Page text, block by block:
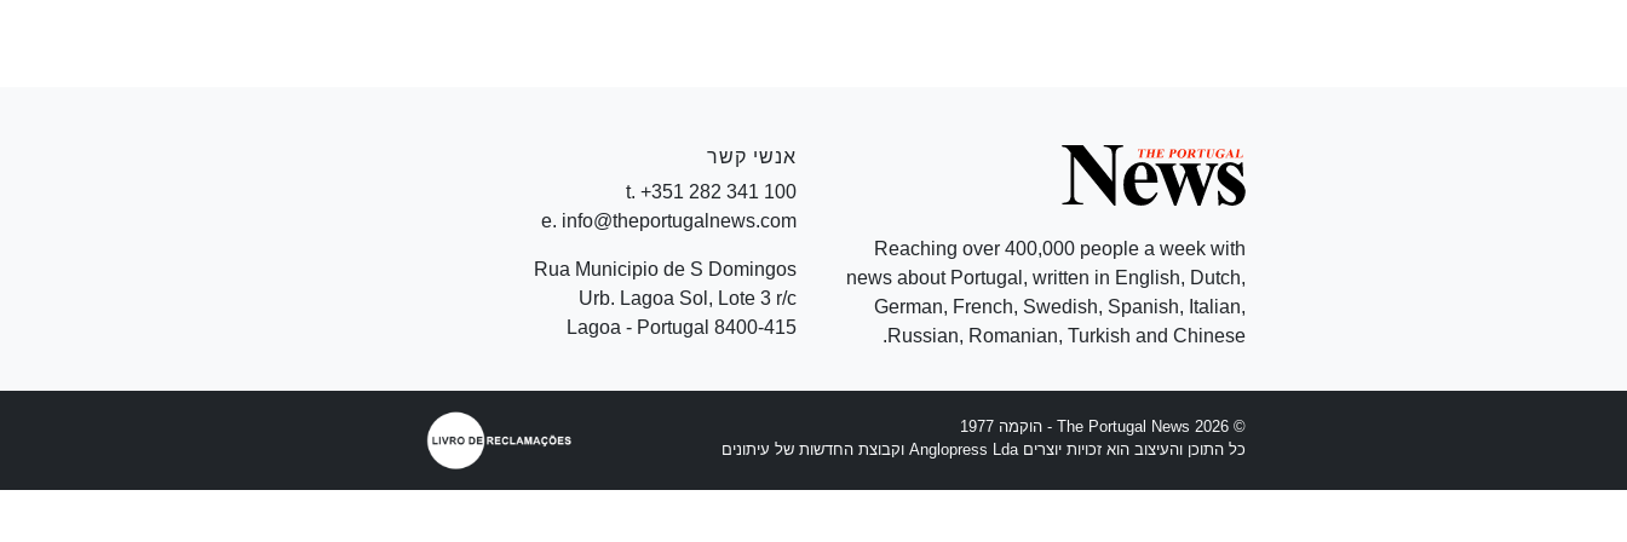
Reaching over 400,000 people a week with
news about Portugal, written in English, Dutch,
German, French, Swedish, Spanish, Italian,
Russian, Romanian, Turkish and Chinese.
אנשי קשר
t. +351 282 341 100
e. info@theportugalnews.com
Rua Municipio de S Domingos
Urb. Lagoa Sol, Lote 3 r/c
8400-415 Lagoa - Portugal
© 2026 The Portugal News - הוקמה 1977
כל התוכן והעיצוב הוא זכויות יוצרים Anglopress Lda וקבוצת החדשות של עיתונים